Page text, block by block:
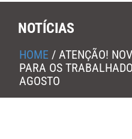
NOTÍCIAS
HOME / ATENÇÃO!
PARA OS
AGOSTO